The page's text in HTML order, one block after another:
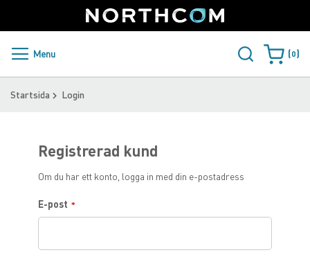
to
Content
Denmark
PRODUKTER
Menu My Cart0
Startsida Login
Registrerad kund
Om du har ett konto, logga in med din e-postadress
E-post